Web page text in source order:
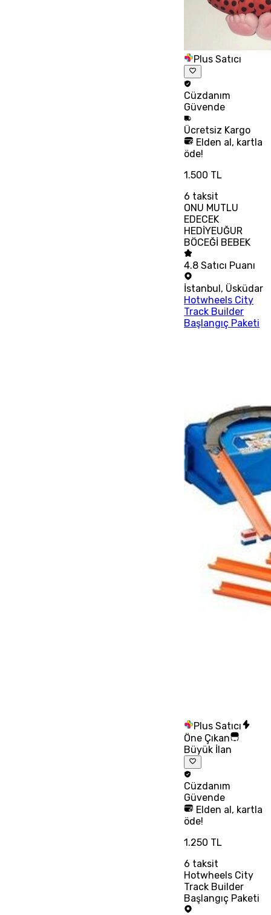
Plus Satıcı
Cüzdanım
Güvende
Ücretsiz Kargo
Elden al, kartla
öde!
1.500 TL
6 taksit
ONU MUTLU
EDECEK
HEDİYEUĞUR
BÖCEĞİ BEBEK
4.8 Satıcı Puanı
İstanbul, Üsküdar
Hotwheels City
Track Builder
Başlangıç Paketi
Plus Satıcı
Öne Çıkan
Büyük İlan
Cüzdanım
Güvende
Elden al, kartla
öde!
1.250 TL
6 taksit
Hotwheels City
Track Builder
Başlangıç Paketi